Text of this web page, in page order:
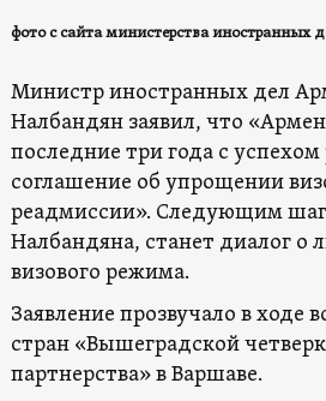
фото с сайта министерства иностранных
Министр иностранных дел
Налбандян заявил, что
последние три года с успехом
соглашение об упрощении
реадмиссии». Следующим
Налбандяна, станет диалог о
визового режима.
Заявление прозвучало в ходе
стран «Вышеградской
партнерства» в Варшаве.